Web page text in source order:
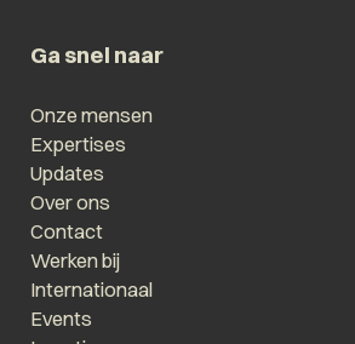
Ga snel naar
Onze mensen
Expertises
Updates
Over ons
Contact
Werken bij
Internationaal
Events